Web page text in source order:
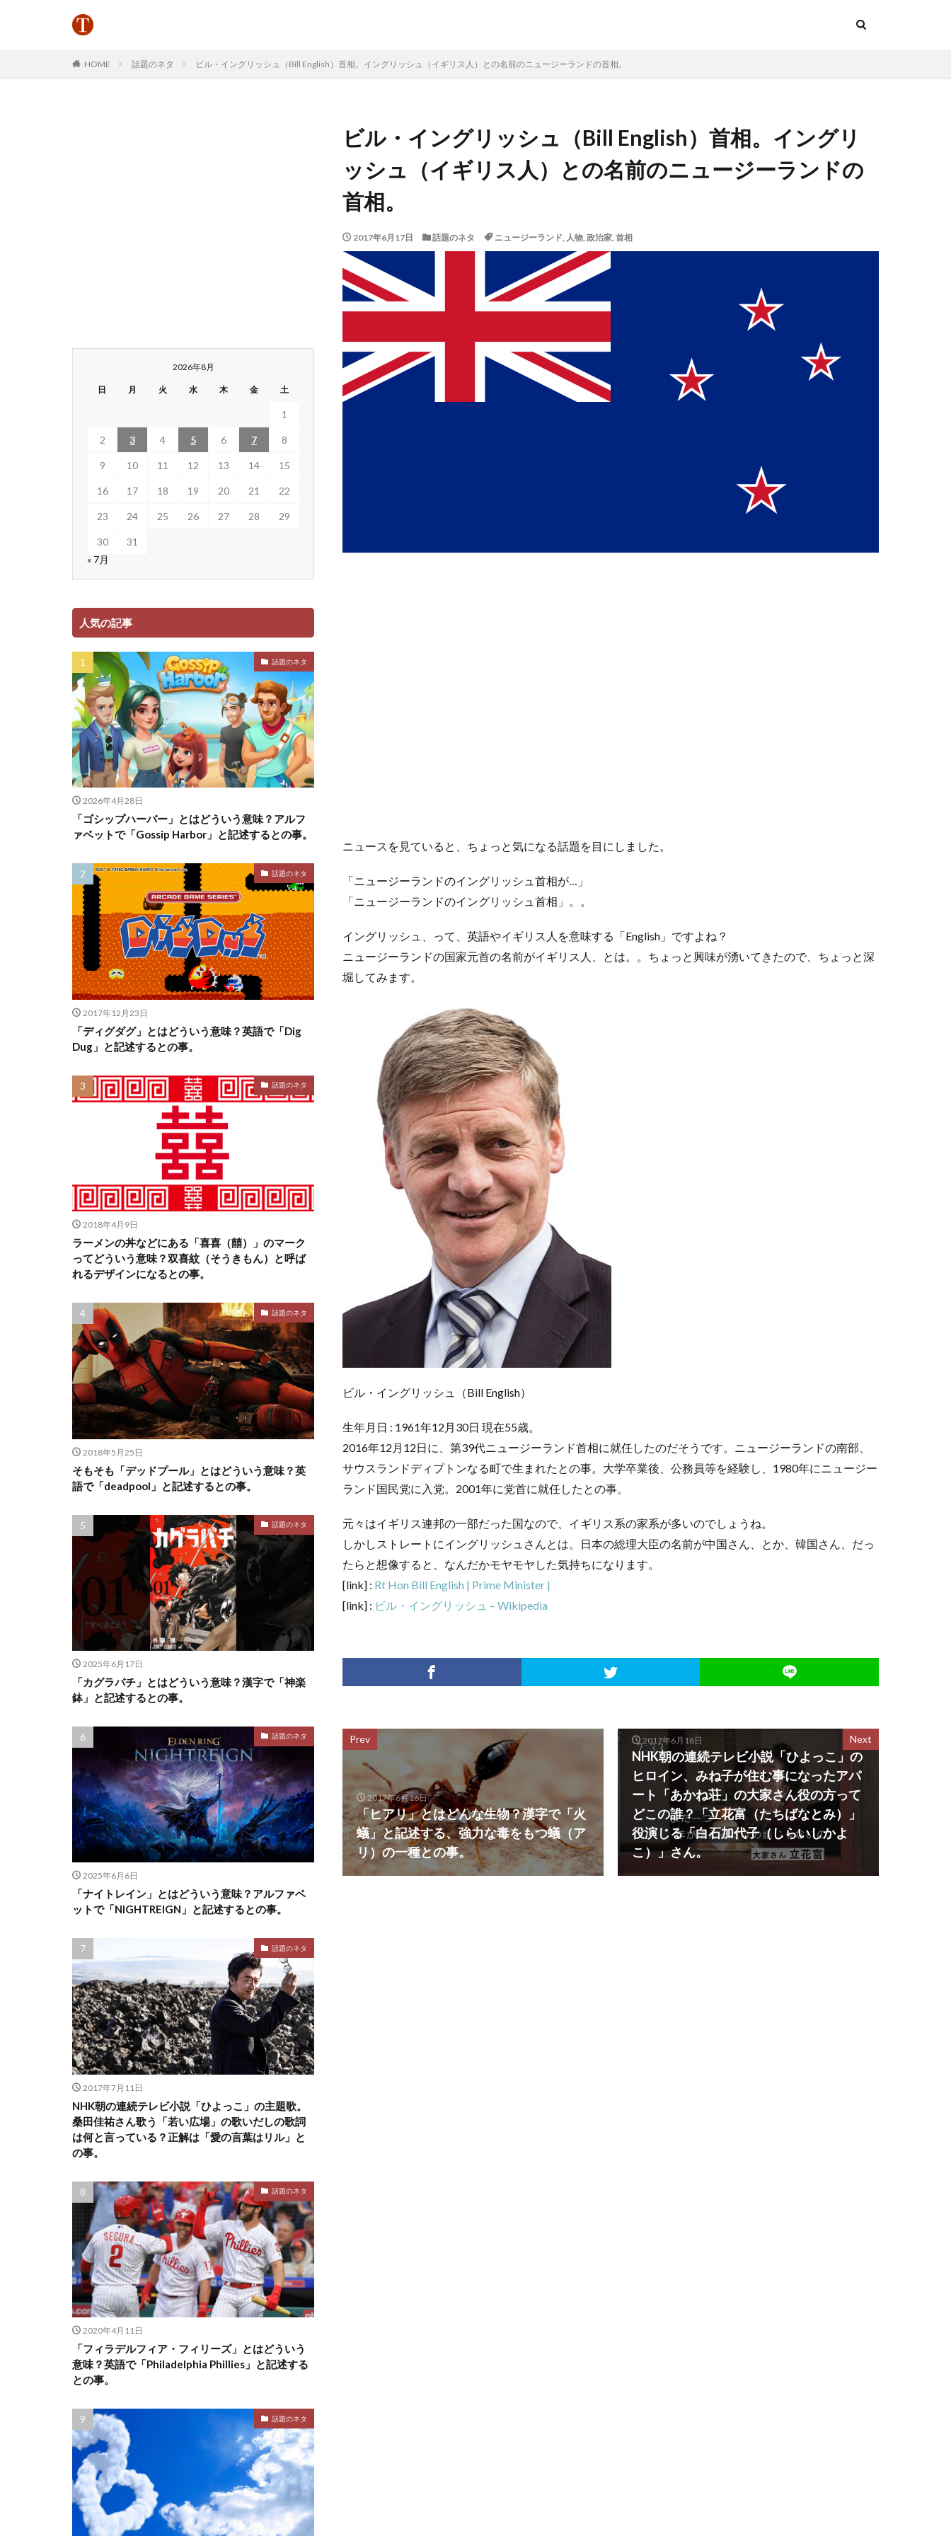
HOME 話題のネタ ビル・イングリッシュ（Bill English）首相。イングリッシュ（イギリス人）との名前のニュージーランドの首相。
ビル・イングリッシュ（Bill English）首相。イングリ
ッシュ（イギリス人）との名前のニュージーランドの
首相。
2017年6月17日 話題のネタ ニュージーランド, 人物, 政治家, 首相
ニュースを見ていると、ちょっと気になる話題を目にしました。
「ニュージーランドのイングリッシュ首相が…」
「ニュージーランドのイングリッシュ首相」。。
イングリッシュ、って、英語やイギリス人を意味する「English」ですよね？
ニュージーランドの国家元首の名前がイギリス人、とは。。ちょっと興味が湧いてきたので、ちょっと深
堀してみます。
ビル・イングリッシュ（Bill English）
生年月日 : 1961年12月30日 現在55歳。
2016年12月12日に、第39代ニュージーランド首相に就任したのだそうです。ニュージーランドの南部、
サウスランドディプトンなる町で生まれたとの事。大学卒業後、公務員等を経験し、1980年にニュージー
ランド国民党に入党。2001年に党首に就任したとの事。
元々はイギリス連邦の一部だった国なので、イギリス系の家系が多いのでしょうね。
しかしストレートにイングリッシュさんとは。日本の総理大臣の名前が中国さん、とか、韓国さん、だっ
たらと想像すると、なんだかモヤモヤした気持ちになります。
[link] : Rt Hon Bill English | Prime Minister |
[link] : ビル・イングリッシュ – Wikipedia
Prev
2017年6月16日
「ヒアリ」とはどんな生物？漢字で「火
蟻」と記述する、強力な毒をもつ蟻（ア
リ）の一種との事。
Next
2017年6月18日
NHK朝の連続テレビ小説「ひよっこ」の
ヒロイン、みね子が住む事になったアパ
ート「あかね荘」の大家さん役の方って
どこの誰？「立花富（たちばなとみ）」
役演じる「白石加代子（しらいしかよ
こ）」さん。
2026年8月
日 月 火 水 木 金 土
1
2 3 4 5 6 7 8
9 10 11 12 13 14 15
16 17 18 19 20 21 22
23 24 25 26 27 28 29
30
31
« 7月
人気の記事
話題のネタ
2026年4月28日
「ゴシップハーバー」とはどういう意味？アルフ
ァベットで「Gossip Harbor」と記述するとの事。
話題のネタ
2017年12月23日
「ディグダグ」とはどういう意味？英語で「Dig
Dug」と記述するとの事。
話題のネタ
2018年4月9日
ラーメンの丼などにある「喜喜（囍）」のマーク
ってどういう意味？双喜紋（そうきもん）と呼ば
れるデザインになるとの事。
話題のネタ
2018年5月25日
そもそも「デッドプール」とはどういう意味？英
語で「deadpool」と記述するとの事。
話題のネタ
2025年6月17日
「カグラバチ」とはどういう意味？漢字で「神楽
鉢」と記述するとの事。
話題のネタ
2025年6月6日
「ナイトレイン」とはどういう意味？アルファベ
ットで「NIGHTREIGN」と記述するとの事。
話題のネタ
2017年7月11日
NHK朝の連続テレビ小説「ひよっこ」の主題歌。
桑田佳祐さん歌う「若い広場」の歌いだしの歌詞
は何と言っている？正解は「愛の言葉はリル」と
の事。
話題のネタ
2020年4月11日
「フィラデルフィア・フィリーズ」とはどういう
意味？英語で「Philadelphia Phillies」と記述する
との事。
話題のネタ